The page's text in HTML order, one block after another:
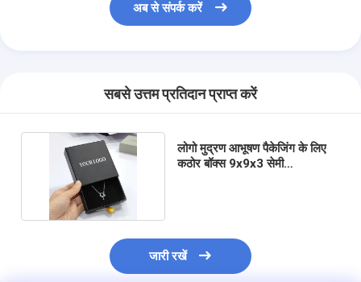
अब से संपर्क करें
सबसे उत्तम प्रतिदान प्राप्त करें
लोगो मुद्रण आभूषण पैकेजिंग के लिए
कठोर बॉक्स 9x9x3 सेमी
जारी रखें